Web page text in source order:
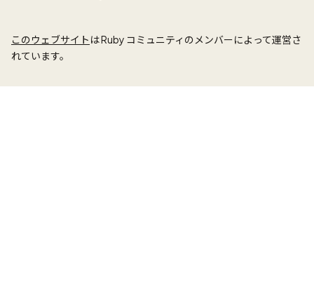
このウェブサイト は Ruby コミュニティのメンバーによって運営さ
れています。